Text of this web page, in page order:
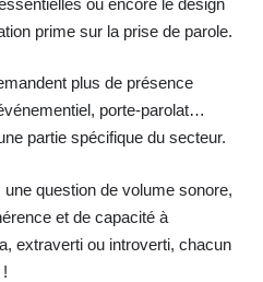
prime sur la prise de parole.
plus de présence
porte‑parolat…
partie spécifique du secteur.
question de volume sonore,
et de capacité à
extraverti ou introverti, chacun